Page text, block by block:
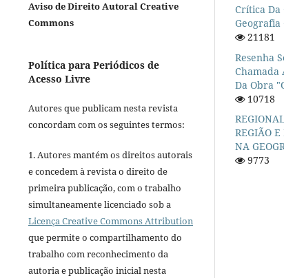
Aviso de Direito Autoral Creative
Commons
Política para Periódicos de
Acesso Livre
Autores que publicam nesta revista
concordam com os seguintes termos:
1. Autores mantém os direitos autorais
e concedem à revista o direito de
primeira publicação, com o trabalho
simultaneamente licenciado sob a
Licença Creative Commons Attribution
que permite o compartilhamento do
trabalho com reconhecimento da
autoria e publicação inicial nesta
Crítica Da
Geografia
21181
Resenha
Chamada
Da Obra
10718
REGIÃO
NA
9773